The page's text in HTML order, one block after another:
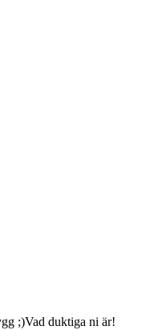
;)Vad duktiga ni är!